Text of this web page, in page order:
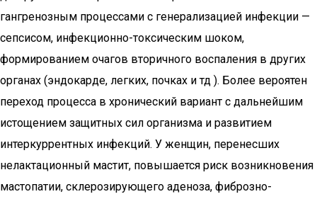
гангренозным процессами с генерализацией инфекции —
сепсисом, инфекционно-токсическим шоком,
формированием очагов вторичного воспаления в других
органах (эндокарде, легких, почках и тд ). Более вероятен
переход процесса в хронический вариант с дальнейшим
истощением защитных сил организма и развитием
интеркуррентных инфекций. У женщин, перенесших
нелактационный мастит, повышается риск возникновения
мастопатии, склерозирующего аденоза, фиброзно-